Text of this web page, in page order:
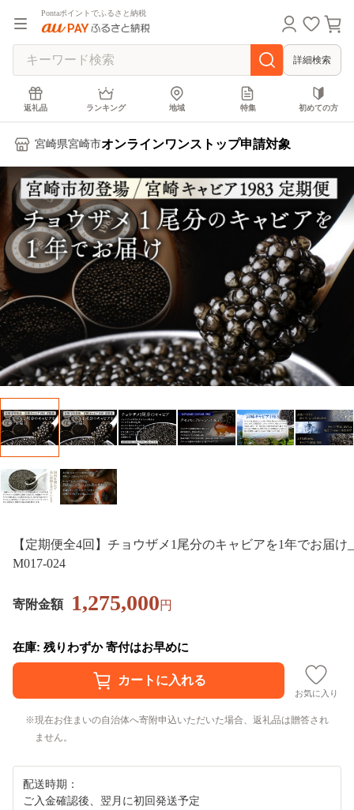
Pontaポイントでふるさと納税
詳細検索
返礼品 ランキング 地域 特集 初めての方
宮崎県宮崎市オンラインワンストップ申請対象
【定期便全4回】チョウザメ1尾分のキャビアを1年でお届け_
M017-024
寄附金額 1,275,000円
在庫: 残りわずか 寄付はお早めに
お気に入り
現在お住まいの自治体へ寄附申込いただいた場合、返礼品は贈答され
ません。
配送時期：
ご入金確認後、翌月に初回発送予定